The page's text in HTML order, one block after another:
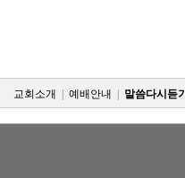
교회소개 예배안내 말씀다시듣기